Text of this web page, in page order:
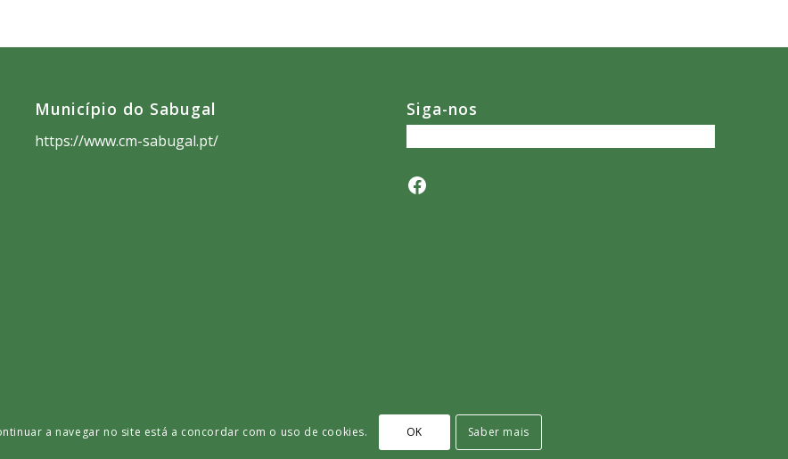
Município do Sabugal
https://www.cm-sabugal.pt/
Siga-nos
Facebook
a navegar no site está a concordar com o uso de cookies. OK Saber mais